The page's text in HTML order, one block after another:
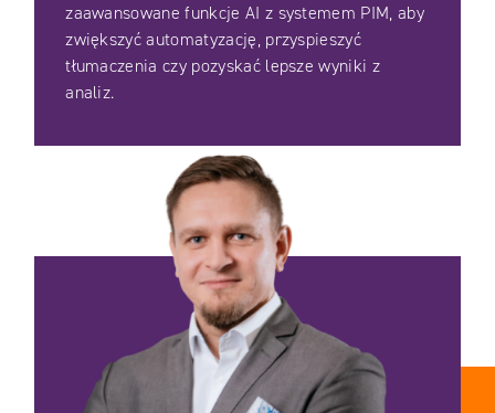
zaawansowane funkcje AI z systemem PIM, aby
zwiększyć automatyzację, przyspieszyć
tłumaczenia czy pozyskać lepsze wyniki z
analiz.